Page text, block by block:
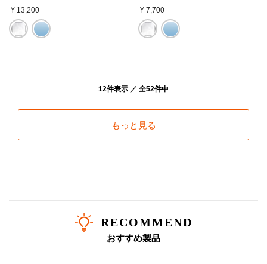
¥ 13,200 ¥ 7,700
12件表示 ／ 全52件中
もっと見る
RECOMMEND
おすすめ製品